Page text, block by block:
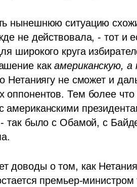
нынешнюю ситуацию
не действовала, - тот и
широкого круга
как американскую, а
Нетаниягу не сможет и
оппонентов. Тем более
американскими
так было с Обамой, с
доводы о том, как
премьер-